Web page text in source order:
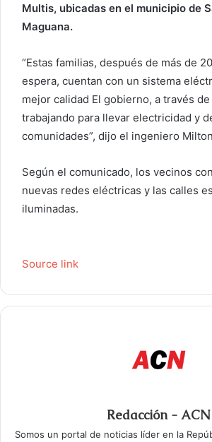
c
t
r
ó
n
c
o
Multis, ubicadas en el municipio de
Maguana.
“Estas familias, después de más de
espera, cuentan con un sistema
mejor calidad El gobierno, a través
trabajando para llevar electricidad y
comunidades”, dijo el ingeniero
Según el comunicado, los vecinos
nuevas redes eléctricas y las calles
iluminadas.
Source link
Redacción - ACN
Somos un portal de noticias líder en la